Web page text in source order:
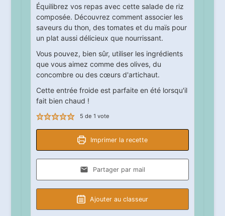
Équilibrez vos repas avec cette salade de riz
composée. Découvrez comment associer les
saveurs du thon, des tomates et du maïs pour
un plat aussi délicieux que nourrissant.
Vous pouvez, bien sûr, utiliser les ingrédients
que vous aimez comme des olives, du
concombre ou des cœurs d'artichaut.
Cette entrée froide est parfaite en été lorsqu'il
fait bien chaud !
5 de 1 vote
Imprimer la recette
Partager par mail
Ajouter au classeur